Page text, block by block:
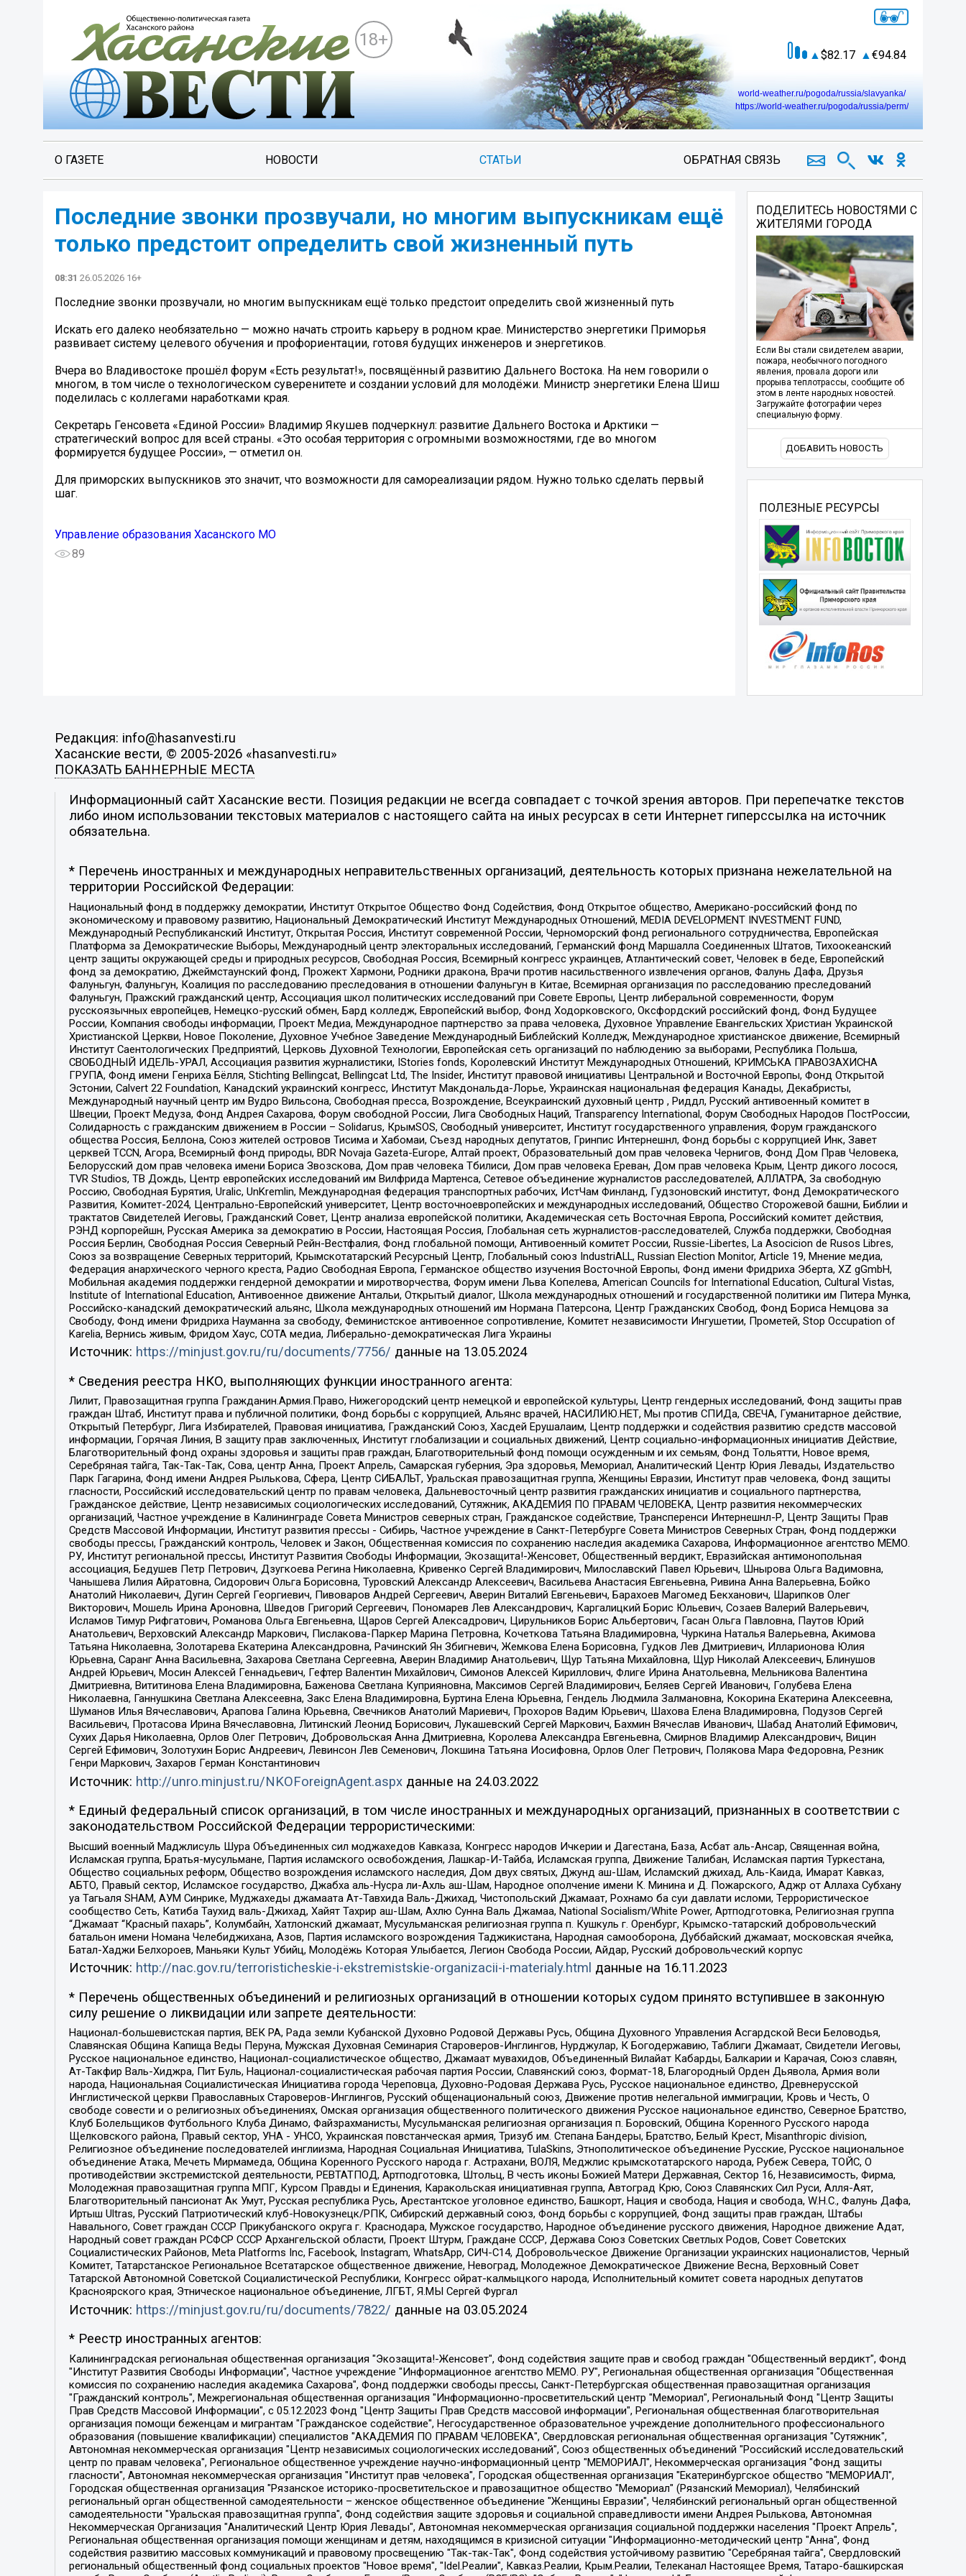
18+
82.17 94.84
world-weather.ru/pogoda/russia/slavyanka/
https://world-weather.ru/pogoda/russia/perm/
О ГАЗЕТЕ НОВОСТИ СТАТЬИ ОБРАТНАЯ СВЯЗЬ
Последние звонки прозвучали, но многим выпускникам ещё
только предстоит определить свой жизненный путь
08:31 26.05.2026 16+
Последние звонки прозвучали, но многим выпускникам ещё только предстоит определить свой жизненный путь
Искать его далеко необязательно — можно начать строить карьеру в родном крае. Министерство энергетики Приморья
развивает систему целевого обучения и профориентации, готовя будущих инженеров и энергетиков.
Вчера во Владивостоке прошёл форум «Есть результат!», посвящённый развитию Дальнего Востока. На нем говорили о
многом, в том числе о технологическом суверенитете и создании условий для молодёжи. Министр энергетики Елена Шиш
поделилась с коллегами наработками края.
Секретарь Генсовета «Единой России» Владимир Якушев подчеркнул: развитие Дальнего Востока и Арктики —
стратегический вопрос для всей страны. «Это особая территория с огромными возможностями, где во многом
формируется будущее России», — отметил он.
Для приморских выпускников это значит, что возможности для самореализации рядом. Нужно только сделать первый
шаг.
Управление образования Хасанского МО
89
ПОДЕЛИТЕСЬ НОВОСТЯМИ С
ЖИТЕЛЯМИ ГОРОДА
Если Вы стали свидетелем аварии,
пожара, необычного погодного
явления, провала дороги или
прорыва теплотрассы, сообщите об
этом в ленте народных новостей.
Загружайте фотографии через
специальную форму.
ДОБАВИТЬ НОВОСТЬ
ПОЛЕЗНЫЕ РЕСУРСЫ
Редакция: info@hasanvesti.ru
Хасанские вести, © 2005-2026 «hasanvesti.ru»
ПОКАЗАТЬ БАННЕРНЫЕ МЕСТА
Информационный сайт Хасанские вести. Позиция редакции не всегда совпадает с точкой зрения авторов. При перепечатке текстов
либо ином использовании текстовых материалов с настоящего сайта на иных ресурсах в сети Интернет гиперссылка на источник
обязательна.
* Перечень иностранных и международных неправительственных организаций, деятельность которых признана нежелательной на
территории Российской Федерации:
Национальный фонд в поддержку демократии, Институт Открытое Общество Фонд Содействия, Фонд Открытое общество, Американо-российский фонд по
экономическому и правовому развитию, Национальный Демократический Институт Международных Отношений, MEDIA DEVELOPMENT INVESTMENT FUND,
Международный Республиканский Институт, Открытая Россия, Институт современной России, Черноморский фонд регионального сотрудничества, Европейская
Платформа за Демократические Выборы, Международный центр электоральных исследований, Германский фонд Маршалла Соединенных Штатов, Тихоокеанский
центр защиты окружающей среды и природных ресурсов, Свободная Россия, Всемирный конгресс украинцев, Атлантический совет, Человек в беде, Европейский
фонд за демократию, Джеймстаунский фонд, Прожект Хармони, Родники дракона, Врачи против насильственного извлечения органов, Фалунь Дафа, Друзья
Фалуньгун, Фалуньгун, Коалиция по расследованию преследования в отношении Фалуньгун в Китае, Всемирная организация по расследованию преследований
Фалуньгун, Пражский гражданский центр, Ассоциация школ политических исследований при Совете Европы, Центр либеральной современности, Форум
русскоязычных европейцев, Немецко-русский обмен, Бард колледж, Европейский выбор, Фонд Ходорковского, Оксфордский российский фонд, Фонд Будущее
России, Компания свободы информации, Проект Медиа, Международное партнерство за права человека, Духовное Управление Евангельских Христиан Украинской
Христианской Церкви, Новое Поколение, Духовное Учебное Заведение Международный Библейский Колледж, Международное христианское движение, Всемирный
Институт Саентологических Предприятий, Церковь Духовной Технологии, Европейская сеть организаций по наблюдению за выборами, Республика Польша,
СВОБОДНЫЙ ИДЕЛЬ-УРАЛ, Ассоциация развития журналистики, IStories fonds, Королевский Институт Международных Отношений, КРИМСЬКА ПРАВОЗАХИСНА
ГРУПА, Фонд имени Генриха Бёлля, Stichting Bellingcat, Bellingcat Ltd, The Insider, Институт правовой инициативы Центральной и Восточной Европы, Фонд Открытой
Эстонии, Calvert 22 Foundation, Канадский украинский конгресс, Институт Макдональда-Лорье, Украинская национальная федерация Канады, Декабристы,
Международный научный центр им Вудро Вильсона, Свободная пресса, Возрождение, Всеукраинский духовный центр , Риддл, Русский антивоенный комитет в
Швеции, Проект Медуза, Фонд Андрея Сахарова, Форум свободной России, Лига Свободных Наций, Transparеncy International, Форум Свободных Народов ПостРоссии,
Солидарность с гражданским движением в России – Solidarus, КрымSOS, Свободный университет, Институт государственного управления, Форум гражданского
общества Россия, Беллона, Союз жителей островов Тисима и Хабомаи, Съезд народных депутатов, Гринпис Интернешнл, Фонд борьбы с коррупцией Инк, Завет
церквей TCCN, Агора, Всемирный фонд природы, BDR Novaja Gazeta-Europe, Алтай проект, Образовательный дом прав человека Чернигов, Фонд Дом Прав Человека,
Белорусский дом прав человека имени Бориса Звозскова, Дом прав человека Тбилиси, Дом прав человека Ереван, Дом прав человека Крым, Центр дикого лосося,
TVR Studios, ТВ Дождь, Центр европейских исследований им Вилфрида Мартенса, Сетевое объединение журналистов расследователей, АЛЛАТРА, За свободную
Россию, Свободная Бурятия, Uralic, UnKremlin, Международная федерация транспортных рабочих, ИстЧам Финланд, Гудзоновский институт, Фонд Демократического
Развития, Комитет-2024, Центрально-Европейский университет, Центр восточноевропейских и международных исследований, Общество Сторожевой башни, Библии и
трактатов Свидетелей Иеговы, Гражданский Совет, Центр анализа европейской политики, Академическая сеть Восточная Европа, Российский комитет действия,
РЭНД корпорейшн, Русская Америка за демократию в России, Настоящая Россия, Глобальная сеть журналистов-расследователей, Служба поддержки, Свободная
Россия Берлин, Свободная Россия Северный Рейн-Вестфалия, Фонд глобальной помощи, Антивоенный комитет России, Russie-Libertes, La Asocicion de Rusos Libres,
Союз за возвращение Северных территорий, Крымскотатарский Ресурсный Центр, Глобальный союз IndustriALL, Russian Election Monitor, Article 19, Мнение медиа,
Федерация анархического черного креста, Радио Свободная Европа, Германское общество изучения Восточной Европы, Фонд имени Фридриха Эберта, XZ gGmbH,
Мобильная академия поддержки гендерной демократии и миротворчества, Форум имени Льва Копелева, American Councils for International Education, Cultural Vistas,
Institute of International Education, Антивоенное движение Антальи, Открытый диалог, Школа международных отношений и государственной политики им Питера Мунка,
Российско-канадский демократический альянс, Школа международных отношений им Нормана Патерсона, Центр Гражданских Свобод, Фонд Бориса Немцова за
Свободу, Фонд имени Фридриха Науманна за свободу, Феминистское антивоенное сопротивление, Комитет независимости Ингушетии, Прометей, Stop Occupation of
Karelia, Вернись живым, Фридом Хаус, СОТА медиа, Либерально-демократическая Лига Украины
Источник: https://minjust.gov.ru/ru/documents/7756/ данные на 13.05.2024
* Сведения реестра НКО, выполняющих функции иностранного агента:
Лилит, Правозащитная группа Гражданин.Армия.Право, Нижегородский центр немецкой и европейской культуры, Центр гендерных исследований, Фонд защиты прав
граждан Штаб, Институт права и публичной политики, Фонд борьбы с коррупцией, Альянс врачей, НАСИЛИЮ.НЕТ, Мы против СПИДа, СВЕЧА, Гуманитарное действие,
Открытый Петербург, Лига Избирателей, Правовая инициатива, Гражданский Союз, Хасдей Ерушалаим, Центр поддержки и содействия развитию средств массовой
информации, Горячая Линия, В защиту прав заключенных, Институт глобализации и социальных движений, Центр социально-информационных инициатив Действие,
Благотворительный фонд охраны здоровья и защиты прав граждан, Благотворительный фонд помощи осужденным и их семьям, Фонд Тольятти, Новое время,
Серебряная тайга, Так-Так-Так, Сова, центр Анна, Проект Апрель, Самарская губерния, Эра здоровья, Мемориал, Аналитический Центр Юрия Левады, Издательство
Парк Гагарина, Фонд имени Андрея Рылькова, Сфера, Центр СИБАЛЬТ, Уральская правозащитная группа, Женщины Евразии, Институт прав человека, Фонд защиты
гласности, Российский исследовательский центр по правам человека, Дальневосточный центр развития гражданских инициатив и социального партнерства,
Гражданское действие, Центр независимых социологических исследований, Сутяжник, АКАДЕМИЯ ПО ПРАВАМ ЧЕЛОВЕКА, Центр развития некоммерческих
организаций, Частное учреждение в Калининграде Совета Министров северных стран, Гражданское содействие, Трансперенси Интернешнл-Р, Центр Защиты Прав
Средств Массовой Информации, Институт развития прессы - Сибирь, Частное учреждение в Санкт-Петербурге Совета Министров Северных Стран, Фонд поддержки
свободы прессы, Гражданский контроль, Человек и Закон, Общественная комиссия по сохранению наследия академика Сахарова, Информационное агентство МЕМО.
РУ, Институт региональной прессы, Институт Развития Свободы Информации, Экозащита!-Женсовет, Общественный вердикт, Евразийская антимонопольная
ассоциация, Бедушев Петр Петрович, Дзугкоева Регина Николаевна, Кривенко Сергей Владимирович, Милославский Павел Юрьевич, Шнырова Ольга Вадимовна,
Чанышева Лилия Айратовна, Сидорович Ольга Борисовна, Туровский Александр Алексеевич, Васильева Анастасия Евгеньевна, Ривина Анна Валерьевна, Бойко
Анатолий Николаевич, Дугин Сергей Георгиевич, Пивоваров Андрей Сергеевич, Аверин Виталий Евгеньевич, Барахоев Магомед Бекханович, Шарипков Олег
Викторович, Мошель Ирина Ароновна, Шведов Григорий Сергеевич, Пономарев Лев Александрович, Каргалицкий Борис Юльевич, Созаев Валерий Валерьевич,
Исламов Тимур Рифгатович, Романова Ольга Евгеньевна, Щаров Сергей Алексадрович, Цирульников Борис Альбертович, Гасан Ольга Павловна, Паутов Юрий
Анатольевич, Верховский Александр Маркович, Пислакова-Паркер Марина Петровна, Кочеткова Татьяна Владимировна, Чуркина Наталья Валерьевна, Акимова
Татьяна Николаевна, Золотарева Екатерина Александровна, Рачинский Ян Збигневич, Жемкова Елена Борисовна, Гудков Лев Дмитриевич, Илларионова Юлия
Юрьевна, Саранг Анна Васильевна, Захарова Светлана Сергеевна, Аверин Владимир Анатольевич, Щур Татьяна Михайловна, Щур Николай Алексеевич, Блинушов
Андрей Юрьевич, Мосин Алексей Геннадьевич, Гефтер Валентин Михайлович, Симонов Алексей Кириллович, Флиге Ирина Анатольевна, Мельникова Валентина
Дмитриевна, Вититинова Елена Владимировна, Баженова Светлана Куприяновна, Максимов Сергей Владимирович, Беляев Сергей Иванович, Голубева Елена
Николаевна, Ганнушкина Светлана Алексеевна, Закс Елена Владимировна, Буртина Елена Юрьевна, Гендель Людмила Залмановна, Кокорина Екатерина Алексеевна,
Шуманов Илья Вячеславович, Арапова Галина Юрьевна, Свечников Анатолий Мариевич, Прохоров Вадим Юрьевич, Шахова Елена Владимировна, Подузов Сергей
Васильевич, Протасова Ирина Вячеславовна, Литинский Леонид Борисович, Лукашевский Сергей Маркович, Бахмин Вячеслав Иванович, Шабад Анатолий Ефимович,
Сухих Дарья Николаевна, Орлов Олег Петрович, Добровольская Анна Дмитриевна, Королева Александра Евгеньевна, Смирнов Владимир Александрович, Вицин
Сергей Ефимович, Золотухин Борис Андреевич, Левинсон Лев Семенович, Локшина Татьяна Иосифовна, Орлов Олег Петрович, Полякова Мара Федоровна, Резник
Генри Маркович, Захаров Герман Константинович
Источник: http://unro.minjust.ru/NKOForeignAgent.aspxданные на 24.03.2022
* Единый федеральный список организаций, в том числе иностранных и международных организаций, признанных в соответствии с
законодательством Российской Федерации террористическими:
Высший военный Маджлисуль Шура Объединенных сил моджахедов Кавказа, Конгресс народов Ичкерии и Дагестана, База, Асбат аль-Ансар, Священная война,
Исламская группа, Братья-мусульмане, Партия исламского освобождения, Лашкар-И-Тайба, Исламская группа, Движение Талибан, Исламская партия Туркестана,
Общество социальных реформ, Общество возрождения исламского наследия, Дом двух святых, Джунд аш-Шам, Исламский джихад, Аль-Каида, Имарат Кавказ,
АБТО, Правый сектор, Исламское государство, Джабха аль-Нусра ли-Ахль аш-Шам, Народное ополчение имени К. Минина и Д. Пожарского, Аджр от Аллаха Субхану
уа Тагьаля SHAM, АУМ Синрике, Муджахеды джамаата Ат-Тавхида Валь-Джихад, Чистопольский Джамаат, Рохнамо ба суи давлати исломи, Террористическое
сообщество Сеть, Катиба Таухид валь-Джихад, Хайят Тахрир аш-Шам, Ахлю Сунна Валь Джамаа, National Socialism/White Power, Артподготовка, Религиозная группа
“Джамаат “Красный пахарь”, Колумбайн, Хатлонский джамаат, Мусульманская религиозная группа п. Кушкуль г. Оренбург, Крымско-татарский добровольческий
батальон имени Номана Челебиджихана, Азов, Партия исламского возрождения Таджикистана, Народная самооборона, Дуббайский джамаат, московская ячейка,
Батал-Хаджи Белхороев, Маньяки Культ Убийц, Молодёжь Которая Улыбается, Легион Свобода России, Айдар, Русский добровольческий корпус
Источник: http://nac.gov.ru/terroristicheskie-i-ekstremistskie-organizacii-i-materialy.html данные на 16.11.2023
* Перечень общественных объединений и религиозных организаций в отношении которых судом принято вступившее в законную
силу решение о ликвидации или запрете деятельности:
Национал-большевистская партия, ВЕК РА, Рада земли Кубанской Духовно Родовой Державы Русь, Община Духовного Управления Асгардской Веси Беловодья,
Славянская Община Капища Веды Перуна, Мужская Духовная Семинария Староверов-Инглингов, Нурджулар, К Богодержавию, Таблиги Джамаат, Свидетели Иеговы,
Русское национальное единство, Национал-социалистическое общество, Джамаат мувахидов, Объединенный Вилайат Кабарды, Балкарии и Карачая, Союз славян,
Ат-Такфир Валь-Хиджра, Пит Буль, Национал-социалистическая рабочая партия России, Славянский союз, Формат-18, Благородный Орден Дьявола, Армия воли
народа, Национальная Социалистическая Инициатива города Череповца, Духовно-Родовая Держава Русь, Русское национальное единство, Древнерусской
Инглистической церкви Православных Староверов-Инглингов, Русский общенациональный союз, Движение против нелегальной иммиграции, Кровь и Честь, О
свободе совести и о религиозных объединениях, Омская организация общественного политического движения Русское национальное единство, Северное Братство,
Клуб Болельщиков Футбольного Клуба Динамо, Файзрахманисты, Мусульманская религиозная организация п. Боровский, Община Коренного Русского народа
Щелковского района, Правый сектор, УНА - УНСО, Украинская повстанческая армия, Тризуб им. Степана Бандеры, Братство, Белый Крест, Misanthropic division,
Религиозное объединение последователей инглиизма, Народная Социальная Инициатива, TulaSkins, Этнополитическое объединение Русские, Русское национальное
объединение Атака, Мечеть Мирмамеда, Община Коренного Русского народа г. Астрахани, ВОЛЯ, Меджлис крымскотатарского народа, Рубеж Севера, ТОЙС, О
противодействии экстремистской деятельности, РЕВТАТПОД, Артподготовка, Штольц, В честь иконы Божией Матери Державная, Сектор 16, Независимость, Фирма,
Молодежная правозащитная группа МПГ, Курсом Правды и Единения, Каракольская инициативная группа, Автоград Крю, Союз Славянских Сил Руси, Алля-Аят,
Благотворительный пансионат Ак Умут, Русская республика Русь, Арестантское уголовное единство, Башкорт, Нация и свобода, Нация и свобода, W.H.С., Фалунь Дафа,
Иртыш Ultras, Русский Патриотический клуб-Новокузнецк/РПК, Сибирский державный союз, Фонд борьбы с коррупцией, Фонд защиты прав граждан, Штабы
Навального, Совет граждан СССР Прикубанского округа г. Краснодара, Мужское государство, Народное объединение русского движения, Народное движение Адат,
Народный совет граждан РСФСР СССР Архангельской области, Проект Штурм, Граждане СССР, Держава Союз Советских Светлых Родов, Совет Советских
Социалистических Районов, Meta Platforms Inc, Facebook, Instagram, WhatsApp, СИЧ-С14, Добровольческое Движение Организации украинских националистов, Черный
Комитет, Татарстанское Региональное Всетатарское общественное движение, Невоград, Молодежное Демократическое Движение Весна, Верховный Совет
Татарской Автономной Советской Социалистической Республики, Конгресс ойрат-калмыцкого народа, Исполнительный комитет совета народных депутатов
Красноярского края, Этническое национальное объединение, ЛГБТ, Я.МЫ Сергей Фургал
Источник: https://minjust.gov.ru/ru/documents/7822/ данные на 03.05.2024
* Реестр иностранных агентов:
Калининградская региональная общественная организация "Экозащита!-Женсовет", Фонд содействия защите прав и свобод граждан "Общественный вердикт", Фонд "Институт Развития Свободы Информации", Частное учреждение "Информационное агентство МЕМО. РУ", Региональная общественная организация "Общественная комиссия по сохранению наследия академика Сахарова", Фонд поддержки свободы прессы, Санкт-Петербургская общественная правозащитная организация "Гражданский контроль", Межрегиональная общественная организация "Информационно-просветительский центр "Мемориал", Региональный Фонд "Центр Защиты Прав Средств Массовой Информации", с 05.12.2023 Фонд "Центр Защиты Прав Средств массовой информации", Региональная общественная благотворительная организация помощи беженцам и мигрантам "Гражданское содействие", Негосударственное образовательное учреждение дополнительного профессионального образования (повышение квалификации) специалистов "АКАДЕМИЯ ПО ПРАВАМ ЧЕЛОВЕКА", Свердловская региональная общественная организация "Сутяжник", Автономная некоммерческая организация "Центр независимых социологических исследований", Союз общественных объединений "Российский исследовательский центр по правам человека", Региональное общественное учреждение научно-информационный центр "МЕМОРИАЛ", Некоммерческая организация "Фонд защиты гласности", Автономная некоммерческая организация "Институт прав человека", Городская общественная организация "Екатеринбургское общество "МЕМОРИАЛ", Городская общественная организация "Рязанское историко-просветительское и правозащитное общество "Мемориал" (Рязанский Мемориал), Челябинский региональный орган общественной самодеятельности – женское общественное объединение "Женщины Евразии", Челябинский региональный орган общественной самодеятельности "Уральская правозащитная группа", Фонд содействия защите здоровья и социальной справедливости имени Андрея Рылькова, Автономная Некоммерческая Организация "Аналитический Центр Юрия Левады", Автономная некоммерческая организация социальной поддержки населения "Проект Апрель", Региональная общественная организация помощи женщинам и детям, находящимся в кризисной ситуации "Информационно-методический центр "Анна", Фонд содействия развитию массовых коммуникаций и правовому просвещению "Так-так-Так", Фонд содействия устойчивому развитию "Серебряная тайга", Свердловский региональный общественный фонд социальных проектов "Новое время", "Idel.Реалии", Кавказ.Реалии, Крым.Реалии, Телеканал Настоящее Время, Татаро-башкирская служба Радио Свобода (Azatliq Radiosi), Радио Свободная Европа/Радио Свобода (PCE/PC), "Сибирь.Реалии", "Фактограф", Благотворительный фонд помощи осужденным и их семьям, Автономная некоммерческая организация "Институт глобализации и социальных движений", Фонд "В защиту прав заключенных", Частное учреждение "Центр поддержки и содействия развитию средств массовой информации", Пензенский региональный общественный благотворительный фонд "Гражданский союз", "Север.Реалии", Некоммерческая организация Фонд "Правовая инициатива", Общество с ограниченной ответственностью "Радио Свободная Европа/Радио Свобода", Чешское информационное агентство "MEDIUM-ORIENT", Красноярская региональная общественная организация "Мы против СПИДа", Камалягин Денис Николаевич, Маркелов Сергей Евгеньевич, Пономарев Лев Александрович, Савицкая Людмила Алексеевна, Автономная некоммерческая организация "Центр по работе с проблемой насилия "НАСИЛИЮ.НЕТ", Межрегиональный профессиональный союз работников здравоохранения "Альянс врачей", Юридическое лицо, зарегистрированное в Латвийской Республике, SIA "Medusa Project" (регистрационный номер 40103797863, дата регистрации 10.06.2014), Некоммерческая организация "Фонд по борьбе с коррупцией", Автономная некоммерческая организация "Институт права и публичной политики", Баданин Роман Сергеевич, Гликин Максим Александрович, Железнова Мария Михайловна, Лукьянова Юлия Сергеевна, Маетная Елизавета Витальевна, Маняхин Петр Борисович, Чуракова Ольга Владимировна, Ярош Юлия Петровна, Юридическое лицо "The Insider SIA", зарегистрированное в Риге, Латвийская Республика (дата регистрации 26.06.2015), являющееся администратором доменного имени интернет-издания "The Insider SIA", https://theins.ru, Постернак Алексей Евгеньевич, Рубин Михаил Аркадьевич, Анин Роман Александрович, Юридическое лицо Istories fonds, зарегистрированное в Латвийской Республике (регистрационный номер 50008295751, дата регистрации 24.02.2020), Великовский Дмитрий Александрович, Долинина Ирина Николаевна, Мароховская Алеся Алексеевна, Шлейнов Роман Юрьевич, Шмагун Олеся Валентиновна, Общество с ограниченной ответственностью "Альтаир 2021", Общество с ограниченной ответственностью "Вега 2021", Общество с ограниченной ответственностью "Главный редактор 2021", Общество с ограниченной ответственностью "Ромашки монолит", Важенков Артем Валерьевич, Ивановская областная общественная организация "Центр гендерных исследований", Гурман Юрий Альбертович, Медиапроект "ОВД-Инфо", Егоров Владимир Владимирович, Жилинский Владимир Александрович, Общество с ограниченной ответственностью "ЗП", Иванова София Юрьевна, Карезина Инна Павловна, Кильтау Екатерина Викторовна, Петров Алексей Викторович, Пискунов Сергей Евгеньевич, Смирнов Сергей Сергеевич, Тихонов Михаил Сергеевич, Общество с ограниченной ответственностью "ЖУРНАЛИСТ-ИНОСТРАННЫЙ АГЕНТ", Арапова Галина Юрьевна, Вольтская Татьяна Анатольевна, Американская компания "Mason G.E.S. Anonymous Foundation" (США), являющаяся владельцем интернет-издания https://mnews.world/, Компания "Stichting Bellingcat", зарегистрированная в Нидерландах (дата регистрации 11.07.2018), Захаров Андрей Вячеславович, Клепиковская Екатерина Дмитриевна, Общество с ограниченной ответственностью "МЕМО", Перл Роман Александрович, Симонов Евгений Алексеевич, Соловьева Елена Анатольевна, Сотников Даниил Владимирович, Сурначева Елизавета Дмитриевна, Автономная некоммерческая организация по защите прав человека и информированию населения "Якутия – Наше Мнение", Общество с ограниченной ответственностью "Москоу диджитал медиа", с 26.01.2023 Общество с ограниченной ответственностью "Чайка Белые сады", Ветошкина Валерия Валерьевна, Заговора Максим Александрович, Межрегиональное общественное движение "Российская ЛГБТ - сеть", Оленичев Максим Владимирович, Павлов Иван Юрьевич, Скворцова Елена Сергеевна, Общество с ограниченной ответственностью "Как бы инагент", Кочетков Игорь Викторович, Общество с ограниченной ответственностью "Честные выборы", Еланчик Олег Александрович, Общество с ограниченной ответственностью "Нобелевский призыв", Гималова Регина Эмилевна, Григорьев Андрей Валерьевич, Григорьева Алина Александровна, Ассоциация по содействию защите прав призывников, альтернативнослужащих и военнослужащих "Правозащитная группа "Гражданин.Армия.Право", Хисамова Регина Фаритовна, Автономная некоммерческая организация по реализации социально-правовых программ "Лилит", Дальневосточное общественное движение "Маяк", Санкт-Петербургская ЛГБТ-инициативная группа "Выход", Инициативная группа ЛГБТ+ "Реверс", Алексеев Андрей Викторович, Бекбулатова Таисия Львовна, Беляев Иван Михайлович, Владыкина Елена Сергеевна, Гельман Марат Александрович, Никульшина Вероника Юрьевна, Толоконникова Надежда Андреевна, Шендерович Виктор Анатольевич, Общество с ограниченной ответственностью "Данное сообщение", Общество с ограниченной ответственностью Издательский дом "Новая глава", Айнбиндер Александра Александровна, Московский комьюнити-центр для ЛГБТ+инициатив, Благотворительный фонд развития филантропии, Deutsche Welle (Германия, Kurt-Schumacher-Strasse 3, 53113 Bonn), Борзунова Мария Михайловна, Воробьев Виктор Викторович, Голубева Анна Львовна, Константинова Алла Михайловна, Малкова Ирина Владимировна, Мурадов Мурад Абдулгалимович, Осетинская Елизавета Николаевна, Понасенков Евгений Николаевич, Ганапольский Матвей Юрьевич, Киселев Евгений Алексеевич, Борухович Ирина Григорьевна, Дремин Иван Тимофеевич, Дубровский Дмитрий Викторович, Красноярская региональная общественная организация поддержки и развития альтернативных образовательных технологий и межкультурных коммуникаций "ИНТЕРРА", Маяковская Екатерина Алексеевна, Фейгин Марк Захарович, Филимонов Андрей Викторович, Дзугкоева Регина Николаевна, Доброхотов Роман Александрович, Дудь Юрий Александрович, Елкин Сергей Владимирович, Кругликов Кирилл Игоревич, Сабунаева Мария Леонидовна, Семенов Алексей Владимирович, Шаинян Карен Багратович, Шульман Екатерина Михайловна, Асафьев Артур Валерьевич, Вахштайн Виктор Семенович, Венедиктов Алексей Алексеевич, Лушникова Екатерина Евгеньевна, Волков Леонид Михайлович, Невзоров Александр Глебович, Пархоменко Сергей Борисович, Сироткин Ярослав Николаевич, Кара-Мурза Владимир Владимирович, Баранова Наталья Владимировна, Гозман Леонид Яковлевич, Кагарлицкий Борис Юльевич, Климарев Михаил Валерьевич, Милов Владимир Станиславович, Автономная некоммерческая организация Краснодарский центр современного искусства "Типография", Моргенштерн Алишер Тагирович, Соболь Любовь Эдуардовна, Общество с ограниченной ответственностью "ЛИЗА НОРМ", Каспаров Гарри Кимович, Ходорковский Михаил Борисович, Общество с ограниченной ответственностью "Апрельские тезисы", Данилович Ирина Брониславовна, Кашин Олег Владимирович, Петров Николай Владимирович, Пивоваров Алексей Владимирович, Соколов Михаил Владимирович, Цветкова Юлия Владимировна, Чичваркин Евгений Александрович, Комитет против пыток/Команда против пыток, Общество с ограниченной ответственностью "Первый научный", Общество с ограниченной ответственностью "Вертолет и ко", Белоцерковская Вероника Борисовна, Кац Максим Евгеньевич, Лазарева Татьяна Юрьевна, Шаведдинов Руслан Табризович, Яшин Илья Валерьевич, Общество с ограниченной ответственностью "Иноагент ААВ", Алешковский Дмитрий Петрович, Альбац Евгения Марковна, Быков Дмитрий Львович, Галямина Юлия Евгеньевна, Лойко Сергей Леонидович, Мартынов Кирилл Константинович, Медведев Сергей Александрович, Крашенинников Федор Геннадиевич, Гордеева Катерина Вл